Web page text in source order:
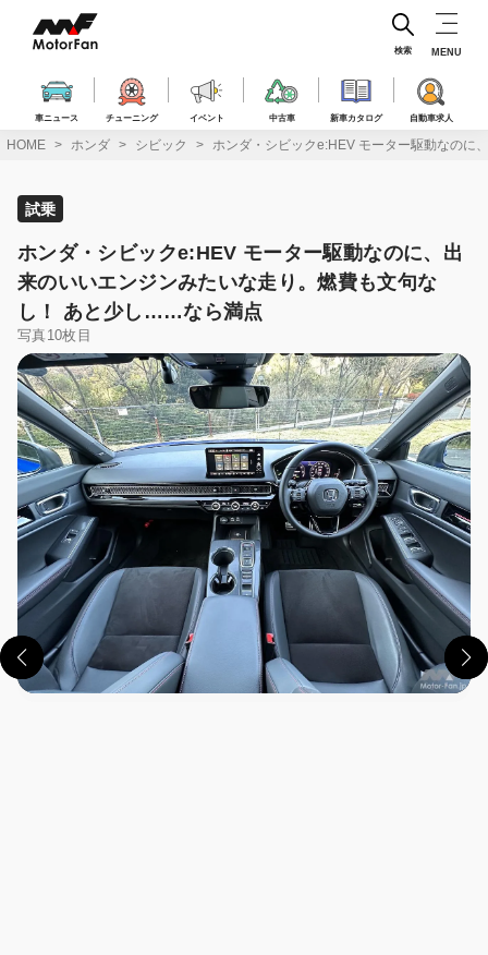
ス
車ニュース チューニング イベント 中古車 新車カタログ 自動車求人
検索 MENU
HOME ホンダ シビック ホンダ・シビックe:HEV モーター駆動なの
試乗
ホンダ・シビックe:HEV モーター駆動なのに、出
来のいいエンジンみたいな走り。燃費も文句な
し！ あと少し……なら満点
写真10枚目